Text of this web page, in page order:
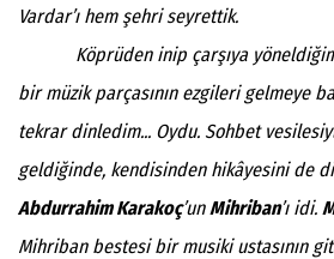
Vardar’ı hem şehri seyrettik.
Köprüden inip çarşıya
bir müzik parçasının ezgileri gelmeye
tekrar dinledim... Oydu. Sohbet
geldiğinde, kendisinden hikâyesini de
Abdurrahim Karakoç’unMihriban’ı idi.
Mihriban bestesi bir musiki ustasının